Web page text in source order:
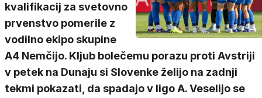
kvalifikacij za svetovno
prvenstvo pomerile z
vodilno ekipo skupine
A4 Nemčijo. Kljub bolečemu porazu proti Avstriji
v petek na Dunaju si Slovenke želijo na zadnji
tekmi pokazati, da spadajo v ligo A. Veselijo se